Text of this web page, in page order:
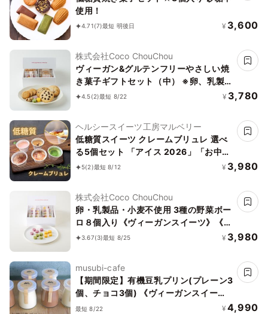
使用！
4.71(7)最短 明後日 ¥ 3,600
株式会社Coco ChouChou
ヴィーガン&グルテンフリーやさしい焼
き菓子ギフトセット（中） ※卵、乳製
品、小麦粉、白砂糖不使用 《ヴィーガ
4.5(2)最短 8/22 ¥ 3,780
ヘルシースイーツ工房マルベリー
低糖質スイーツ クレームブリュレ 選べ
る5個セット 「アイス 2026」「お中元
2026」
5(2)最短 8/12 ¥ 3,980
株式会社Coco ChouChou
卵・乳製品・小麦不使用 3種の野菜ボー
ロ８個入り《ヴィーガンスイーツ》《グ
ルテンフリー》
3.67(3)最短 8/25 ¥ 3,980
musubi-cafe
【期間限定】有機豆乳プリン(プレーン3
個、チョコ3個) 《ヴィーガンスイー
ツ》《グルテンフリー》
最短 8/22 ¥ 4,990